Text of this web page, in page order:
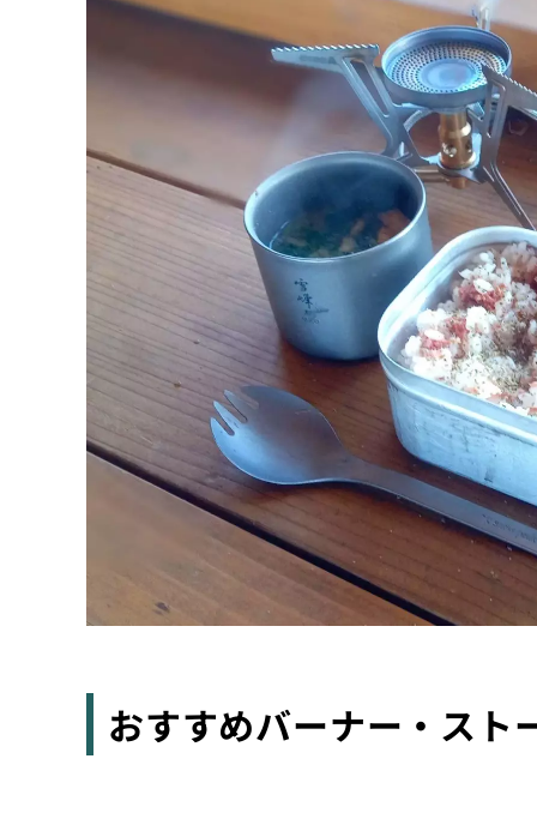
おすすめバーナー・スト